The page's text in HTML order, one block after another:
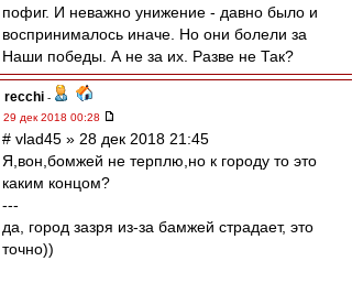
пофиг. И неважно унижение - давно было и
воспринималось иначе. Но они болели за
Наши победы. А не за их. Разве не Так?
recchi -
29 дек 2018 00:28
# vlad45 » 28 дек 2018 21:45
Я,вон,бомжей не терплю,но к городу то это
каким концом?
---
да, город зазря из-за бамжей страдает, это
точно))